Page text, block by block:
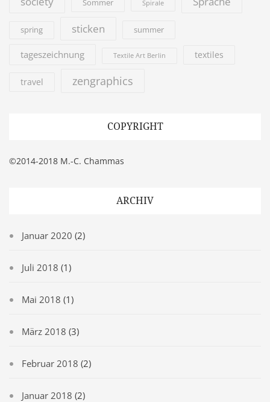
Sommer Spirale
spring sticken summer
tageszeichnung Textile Art Berlin textiles
travel zengraphics
COPYRIGHT
©2014-2018 M.-C. Chammas
ARCHIV
Januar 2020 (2)
Juli 2018 (1)
Mai 2018 (1)
März 2018 (3)
Februar 2018 (2)
Januar 2018 (2)